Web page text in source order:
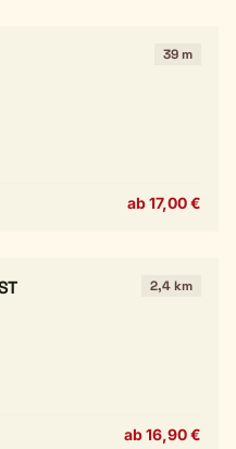
39 m
ab 17,00 €
2,4 km
ab 16,90 €